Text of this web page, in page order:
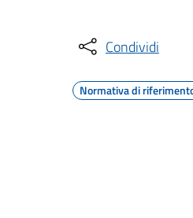
Condividi
Normativa di